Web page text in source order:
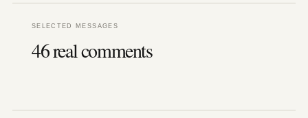
SELECTED MESSAGES
46 real comments